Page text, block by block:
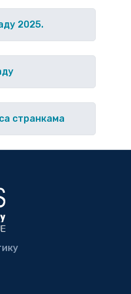
2025.
странкама